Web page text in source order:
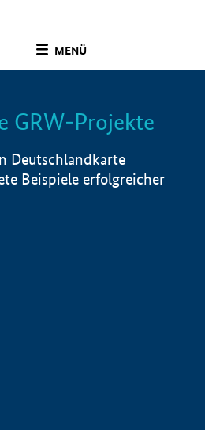
MENÜ
Info
GRW-Projekte
Deutschlandkarte
Beispiele erfolgreicher